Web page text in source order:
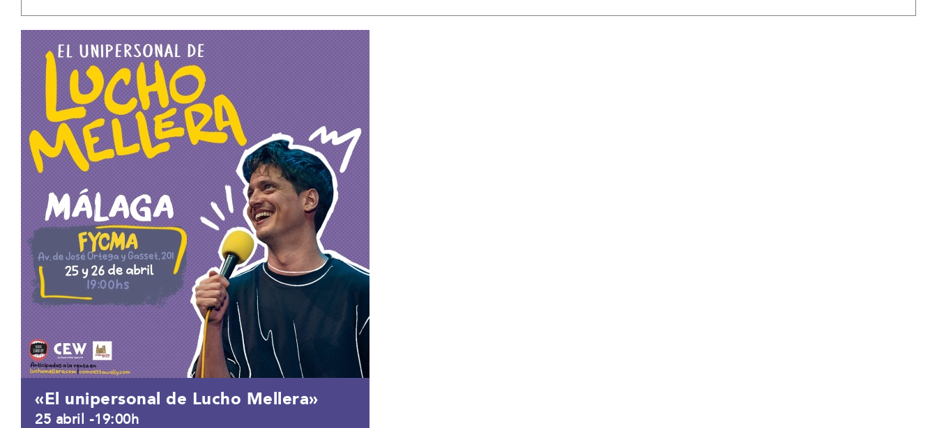
«El unipersonal de Lucho Mellera»
25 abril -19:00h